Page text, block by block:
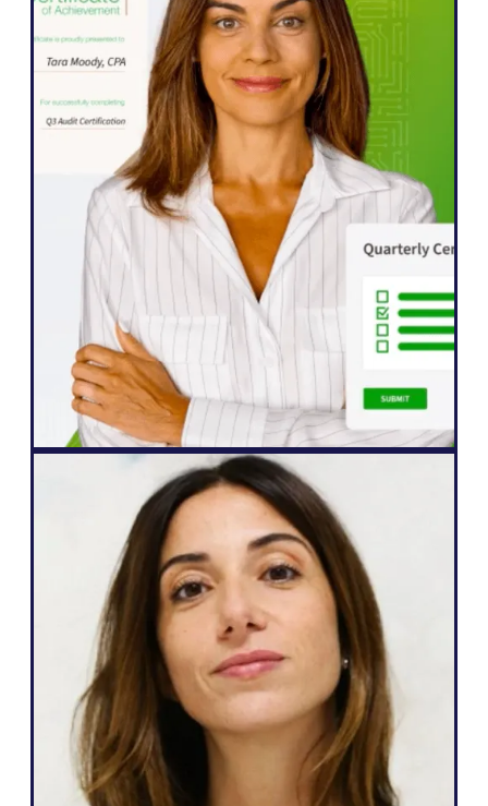
WordPress
Weglot umożliwił nam szybkie
rozszerzenie naszej strony internetowej
na pięć języków. Zauważyliśmy już
znaczną poprawę zaangażowania
naszych międzynarodowych odbiorców,
którzy są bardziej niż kiedykolwiek chętni
do interakcji z naszymi treściami".
John Springli
Senior Website Manager
Agencja internetowa
Weglot jest świetny, ponieważ odpowiada
moim potrzebom i temu, co mogę
obiecać moim klientom: łatwy sposób na
wielojęzyczność, całkowitą autonomię
nad ich stroną internetową, generowanie
większej liczby potencjalnych klientów i
możliwość zrobienia tego wszystkiego za